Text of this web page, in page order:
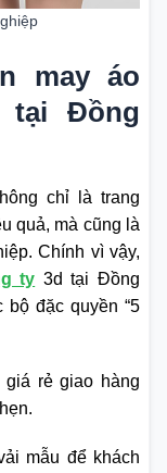
may áo
tại Đồng
chỉ là trang
quả, mà cũng là
Chính vì vậy,
ty 3d tại Đồng
đặc quyền “5
rẻ giao hàng
mẫu để khách